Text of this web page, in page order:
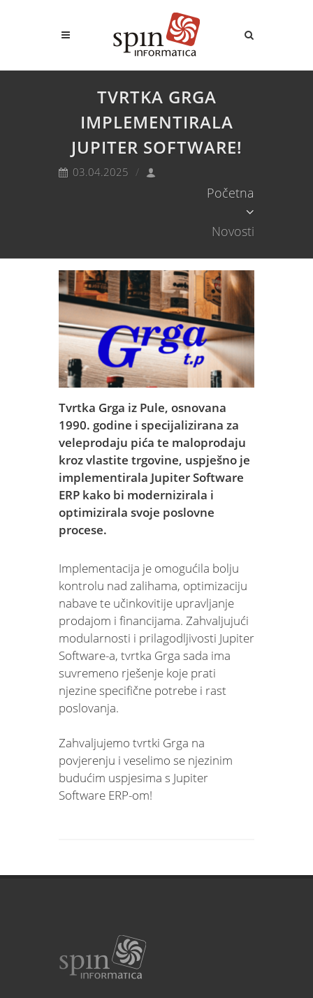
TVRTKA GRGA
IMPLEMENTIRALA
JUPITER SOFTWARE!
03.04.2025
Početna
Novosti
Tvrtka Grga iz Pule, osnovana
1990. godine i specijalizirana za
veleprodaju pića te maloprodaju
kroz vlastite trgovine, uspješno je
implementirala Jupiter Software
ERP kako bi modernizirala i
optimizirala svoje poslovne
procese.
Implementacija je omogućila bolju
kontrolu nad zalihama, optimizaciju
nabave te učinkovitije upravljanje
prodajom i financijama. Zahvaljujući
modularnosti i prilagodljivosti Jupiter
Software-a, tvrtka Grga sada ima
suvremeno rješenje koje prati
njezine specifične potrebe i rast
poslovanja.
Zahvaljujemo tvrtki Grga na
povjerenju i veselimo se njezinim
budućim uspjesima s Jupiter
Software ERP-om!